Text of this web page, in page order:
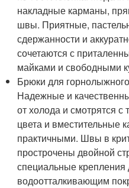
накладные карманы,
швы. Приятные,
сдержанности и
сочетаются с
майками и свободными
Брюки для
Надежные и
от холода и смотрятся
цвета и вместительные
практичными. Швы в
прострочены двойной
специальные крепления
водоотталкивающим